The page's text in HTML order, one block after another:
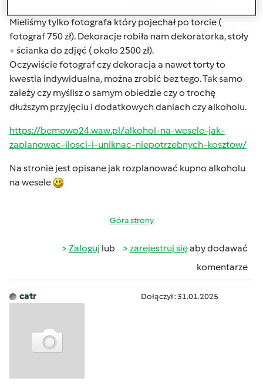
Mieliśmy tylko fotografa który pojechał po torcie (
fotograf 750 zł). Dekoracje robiła nam dekoratorka, stoły
+ ścianka do zdjęć ( około 2500 zł).
Oczywiście fotograf czy dekoracja a nawet torty to
kwestia indywidualna, można zrobić bez tego. Tak samo
zależy czy myślisz o samym obiedzie czy o trochę
dłuższym przyjęciu i dodatkowych daniach czy alkoholu.
https://bemowo24.waw.pl/alkohol-na-wesele-jak-
zaplanowac-ilosci-i-uniknac-niepotrzebnych-kosztow/
Na stronie jest opisane jak rozplanować kupno alkoholu
na wesele
Góra strony
Zaloguj lub zarejestruj sięaby dodawać
komentarze
catr Dołączył : 31.01.2025